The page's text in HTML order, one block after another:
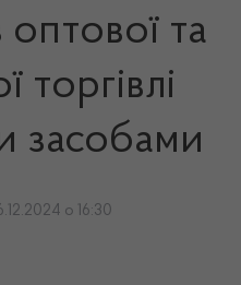
оптової та
торгівлі
засобами
о 16:30